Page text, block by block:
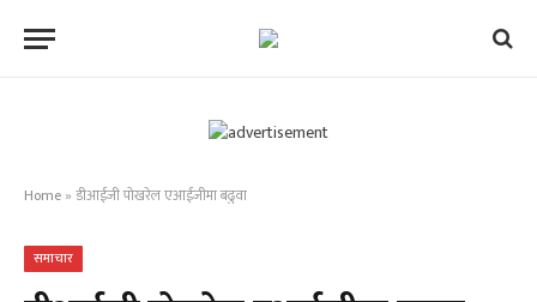
Home » डीआईजी पोखरेल एआईजीमा बढुवा
समाचार